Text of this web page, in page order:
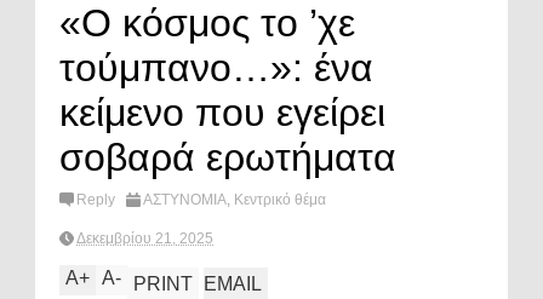
«Ο κόσμος το ’χε
τούμπανο…»: ένα
κείμενο που εγείρει
σοβαρά ερωτήματα
Reply ΑΣΤΥΝΟΜΙΑ, Κεντρικό θέμα
Δεκεμβρίου 21, 2025
A+ A- PRINT EMAIL